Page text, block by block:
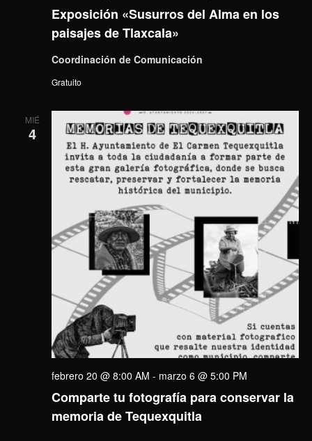
Exposición «Susurros del Alma en los
paisajes de Tlaxcala»
Coordinación de Comunicación
Gratuito
MIÉ
4
Comparte tu fotografía para conservar la
memoria de Tequexquitla
febrero 20 @ 8:00 AM - marzo 6 @ 5:00 PM